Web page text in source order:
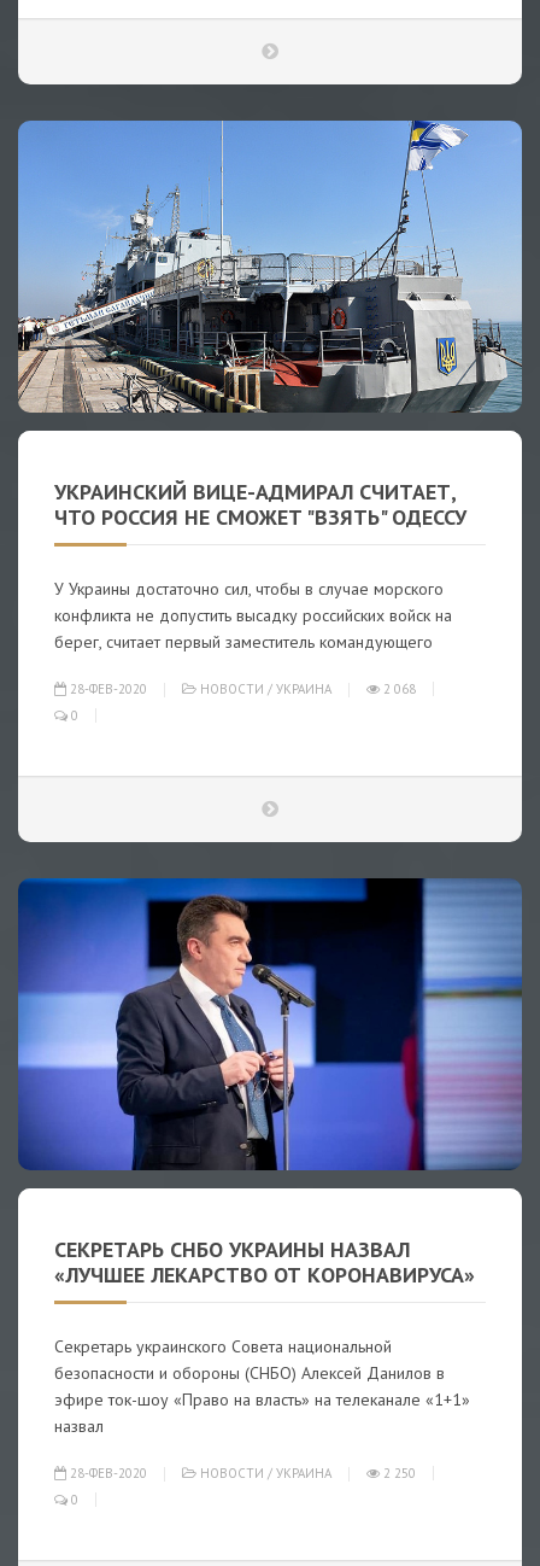
УКРАИНСКИЙ ВИЦЕ-АДМИРАЛ СЧИТАЕТ,
ЧТО РОССИЯ НЕ СМОЖЕТ "ВЗЯТЬ" ОДЕССУ
У Украины достаточно сил, чтобы в случае морского
конфликта не допустить высадку российских войск на
берег, считает первый заместитель командующего
28-ФЕВ-2020 НОВОСТИ / УКРАИНА
2 068
0
СЕКРЕТАРЬ СНБО УКРАИНЫ НАЗВАЛ
«ЛУЧШЕЕ ЛЕКАРСТВО ОТ КОРОНАВИРУСА»
Секретарь украинского Совета национальной
безопасности и обороны (СНБО) Алексей Данилов в
эфире ток-шоу «Право на власть» на телеканале «1+1»
назвал
28-ФЕВ-2020 НОВОСТИ / УКРАИНА
2 250
0